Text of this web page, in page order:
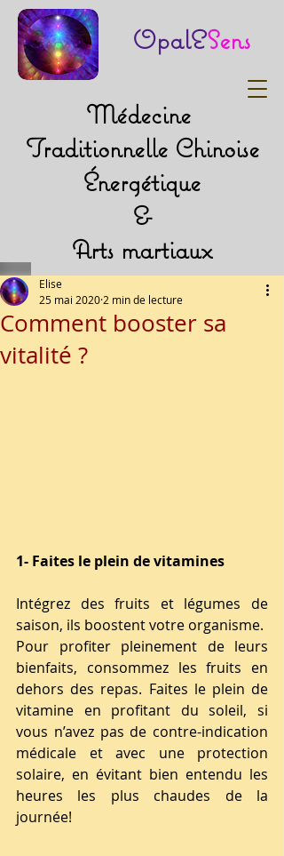
OpalESens
Médecine
Traditionnelle Chinoise
Énergétique
&
Arts martiaux
Comment booster sa
vitalité ?
Elise
25 mai 2020 2 min de lecture
1- Faites le plein de vitamines
Intégrez des fruits et légumes de
saison, ils boostent votre organisme.
Pour profiter pleinement de leurs
bienfaits, consommez les fruits en
dehors des repas. Faites le plein de
vitamine en profitant du soleil, si
vous n’avez pas de contre-indication
médicale et avec une protection
solaire, en évitant bien entendu les
heures les plus chaudes de la
journée!